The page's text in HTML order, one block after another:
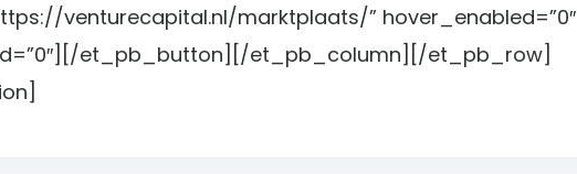
venturecapital.nl/marktplaats/” hover_enabled=”0″
et_pb_button][/et_pb_column][/et_pb_row]